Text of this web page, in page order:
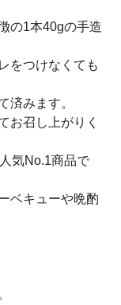
の1本40gの手造
をつけなくても
済みます。
お召し上がりく
気No.1商品で
ベキューや晩酌